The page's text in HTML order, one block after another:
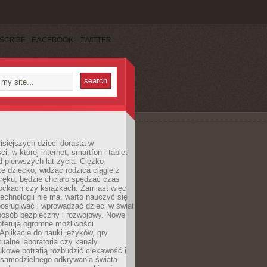
FACEBOOK TWITTER
dzieci dorasta w
w której internet, smartfon i tablet
pierwszych lat życia. Ciężko
dziecko, widząc rodzica ciągle z
będzie chciało spędzać czas
czy książkach. Zamiast więc
nie ma, warto nauczyć się
i wprowadzać dzieci w świat
bezpieczny i rozwojowy. Nowe
ogromne możliwości
do nauki języków, gry
laboratoria czy kanały
potrafią rozbudzić ciekawość i
odkrywania świata.